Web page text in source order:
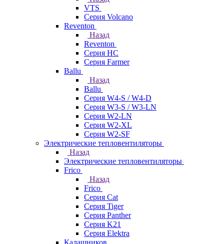
VTS
Серия Volcano
Reventon
Назад
Reventon
Серия HC
Серия Farmer
Ballu
Назад
Ballu
Серия W4-S / W4-D
Серия W3-S / W3-LN
Серия W2-LN
Серия W2-XL
Серия W2-SF
Электрические тепловентиляторы
Назад
Электрические тепловентиляторы
Frico
Назад
Frico
Серия Cat
Серия Tiger
Серия Panther
Серия K21
Серия Elektra
Калашников